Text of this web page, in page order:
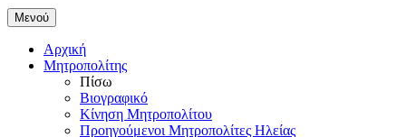
Μενού
Αρχική
Μητροπολίτης
Πίσω
Βιογραφικό
Κίνηση Μητροπολίτου
Προηγούμενοι Μητροπολίτες Ηλείας